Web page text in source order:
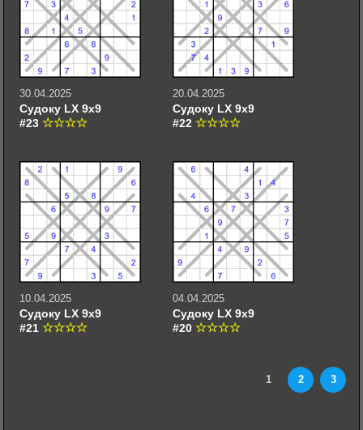
30.04.2025
Судоку LX 9х9
#23
20.04.2025
Судоку LX 9х9
#22
10.04.2025
Судоку LX 9х9
#21
04.04.2025
Судоку LX 9х9
#20
1 2 3